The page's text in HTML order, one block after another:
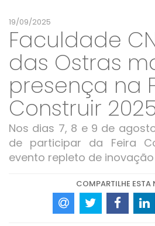
19/09/2025
Faculdade
das Ostras
presença na
Construir
Nos dias 7, 8 e 9 de
de participar da Feira
evento repleto de
COMPARTILHE